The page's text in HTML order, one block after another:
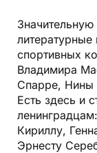
Значительную
спортивных
Владимира
Спарре,
Есть здесь и
Кириллу,
Эрнесту